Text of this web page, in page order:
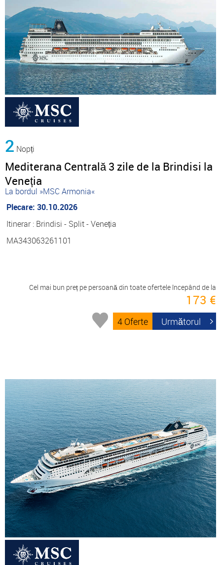
2 Nopți
Mediterana Centrală 3 zile de la Brindisi la
Veneția
La bordul »MSC Armonia«
Plecare: 30.10.2026
Itinerar : Brindisi - Split - Veneția
MA343063261101
Cel mai bun preț pe persoană din toate ofertele începând de la
173 €
4 Oferte Următorul